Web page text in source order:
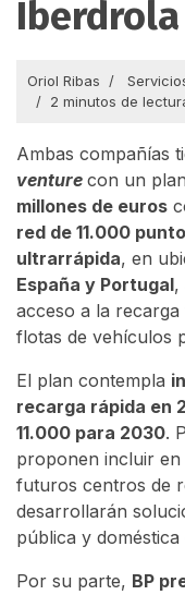
Iberdrola
Oriol Ribas
2 minutos de
Ambas compañías
venture con un
millones de euros
red de 11.000
ultrarrápida, en
España y Portugal,
acceso a la
flotas de vehículos
El plan contempla
recarga rápida en
11.000 para 2030.
proponen incluir
futuros centros de
desarrollarán
pública y
Por su parte, BP